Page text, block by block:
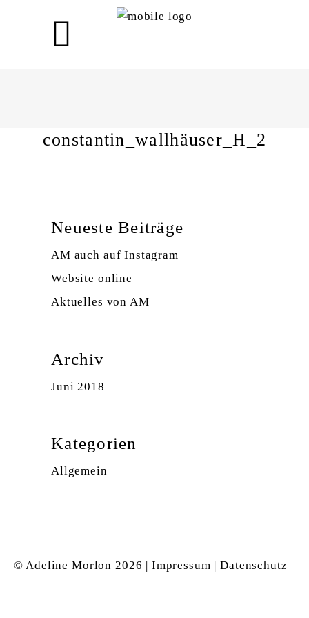
constantin_wallhäuser_H_2
Neueste Beiträge
AM auch auf Instagram
Website online
Aktuelles von AM
Archiv
Juni 2018
Kategorien
Allgemein
© Adeline Morlon 2026 | Impressum |Datenschutz